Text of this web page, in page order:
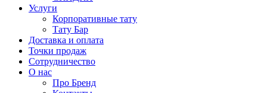
Услуги
Корпоративные тату
Тату Бар
Доставка и оплата
Точки продаж
Сотрудничество
О нас
Про Бренд